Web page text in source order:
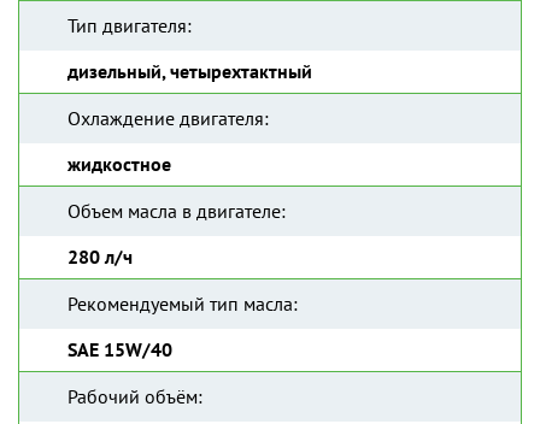
Тип двигателя:
дизельный, четырехтактный
Охлаждение двигателя:
жидкостное
Объем масла в двигателе:
280 л/ч
Рекомендуемый тип масла:
SAE 15W/40
Рабочий объём: